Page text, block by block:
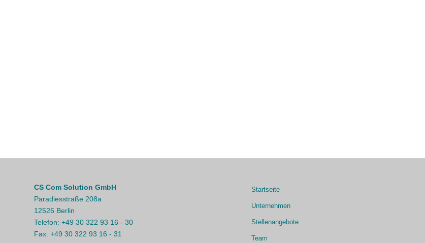
CS Com Solution GmbH
Paradiesstraße 208a
12526 Berlin
Telefon: +49 30 322 93 16 - 30
Fax: +49 30 322 93 16 - 31
Startseite
Unternehmen
Stellenangebote
Team